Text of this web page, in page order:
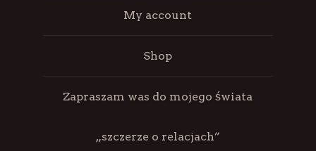
My account
Shop
Zapraszam was do mojego świata
„szczerze o relacjach”